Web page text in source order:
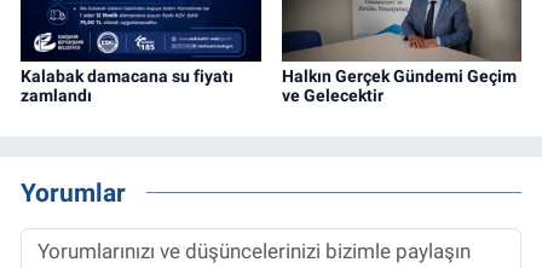
Kalabak damacana su fiyatı
zamlandı
Halkın Gerçek Gündemi Geçim
ve Gelecektir
Yorumlar